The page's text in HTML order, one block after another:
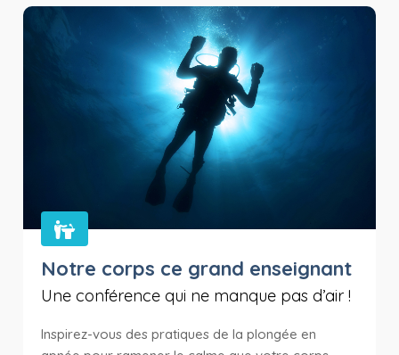
Notre corps ce grand enseignant
Une conférence qui ne manque pas d’air !
Inspirez-vous des pratiques de la plongée en